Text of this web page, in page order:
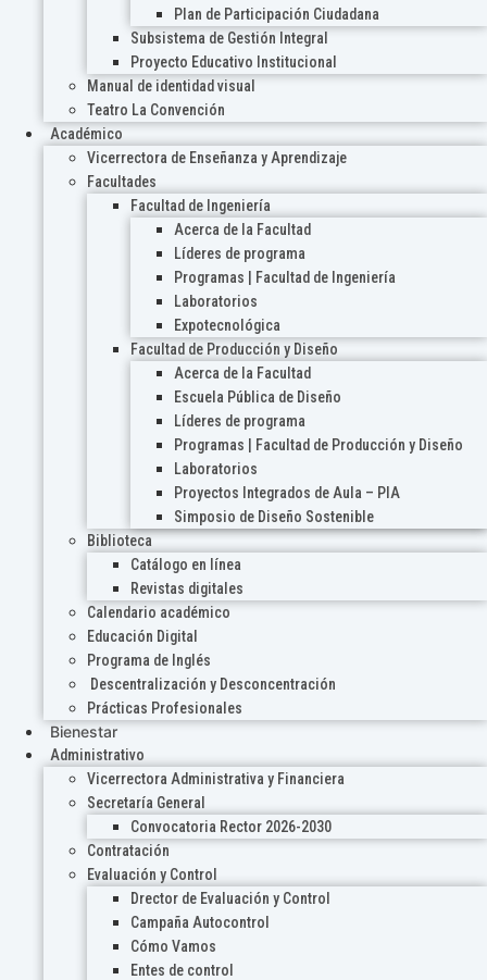
Plan de Participación Ciudadana
Subsistema de Gestión Integral
Proyecto Educativo Institucional
Manual de identidad visual
Teatro La Convención
Académico
Vicerrectora de Enseñanza y Aprendizaje
Facultades
Facultad de Ingeniería
Acerca de la Facultad
Líderes de programa
Programas | Facultad de Ingeniería
Laboratorios
Expotecnológica
Facultad de Producción y Diseño
Acerca de la Facultad
Escuela Pública de Diseño
Líderes de programa
Programas | Facultad de Producción y Diseño
Laboratorios
Proyectos Integrados de Aula – PIA
Simposio de Diseño Sostenible
Biblioteca
Catálogo en línea
Revistas digitales
Calendario académico
Educación Digital
Programa de Inglés
Descentralización y Desconcentración
Prácticas Profesionales
Bienestar
Administrativo
Vicerrectora Administrativa y Financiera
Secretaría General
Convocatoria Rector 2026-2030
Contratación
Evaluación y Control
Drector de Evaluación y Control
Campaña Autocontrol
Cómo Vamos
Entes de control